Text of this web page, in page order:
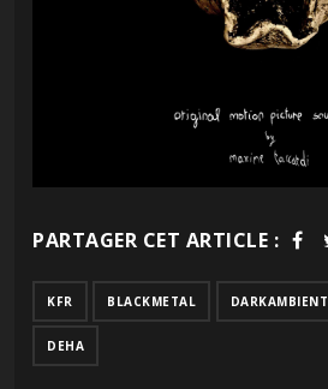
PARTAGER CET ARTICLE :
KFR BLACKMETAL DARKAMBIENT
DEHA